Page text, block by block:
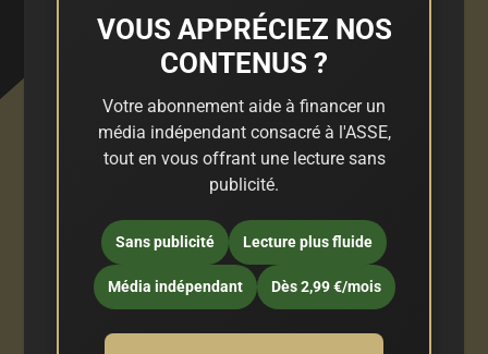
VOUS APPRÉCIEZ NOS
CONTENUS ?
Votre abonnement aide à financer un
média indépendant consacré à l'ASSE,
tout en vous offrant une lecture sans
publicité.
Sans publicité Lecture plus fluide
Média indépendant Dès 2,99 €/mois